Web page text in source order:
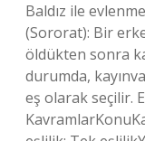
Baldız ile
(Sororat): Bir
öldükten sonra
durumda,
eş olarak seçilir.